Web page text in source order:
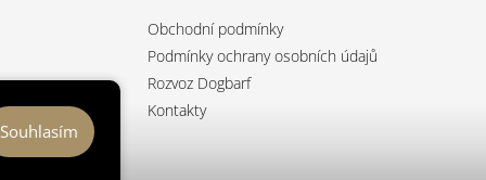
Souhlasím
Obchodní podmínky
Podmínky ochrany osobních údajů
Rozvoz Dogbarf
Kontakty